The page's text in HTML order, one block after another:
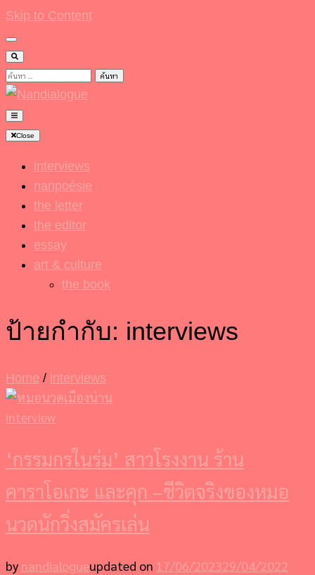
Skip to Content
ค้นหา
สำหรับ:
Nandialogue
Close
interviews
nanpoésie
the letter
the editor
essay
art & culture
the book
ป้ายกำกับ: interviews
Home / interviews
interview
‘กรรมกรในร่ม’ สาวโรงงาน ร้าน
คาราโอเกะ และคุก –ชีวิตจริงของหมอ
นวดนักวิ่งสมัครเล่น
by nandialogueupdated on 17/06/202329/04/2022